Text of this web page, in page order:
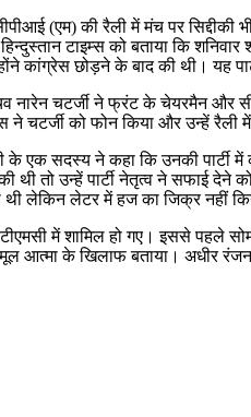
(एम) की रैली में मंच पर
टाइम्स को बताया कि शनिवार
कांग्रेस छोड़ने के बाद की थी। यह
नारेन चटर्जी ने फ्रंट के चेयरमैन
चटर्जी को फोन किया और उन्हें
के एक सदस्य ने कहा कि उनकी पार्टी
थी तो उन्हें पार्टी नेतृत्व ने सफाई
थी लेकिन लेटर में हज का जिक्र नहीं
में शामिल हो गए। इससे पहले
आत्मा के खिलाफ बताया। अधीर रंजन